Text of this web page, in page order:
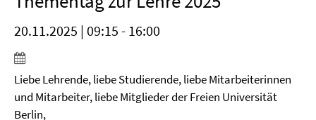
20.11.2025 | 09:15 - 16:00
Liebe Lehrende, liebe Studierende, liebe Mitarbeiterinnen
und Mitarbeiter, liebe Mitglieder der Freien Universität
Berlin,